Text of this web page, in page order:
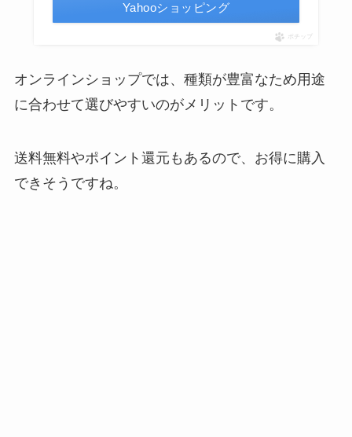
Yahooショッピング
ポチップ
オンラインショップでは、種類が豊富なため用途
に合わせて選びやすいのがメリットです。
送料無料やポイント還元もあるので、お得に購入
できそうですね。